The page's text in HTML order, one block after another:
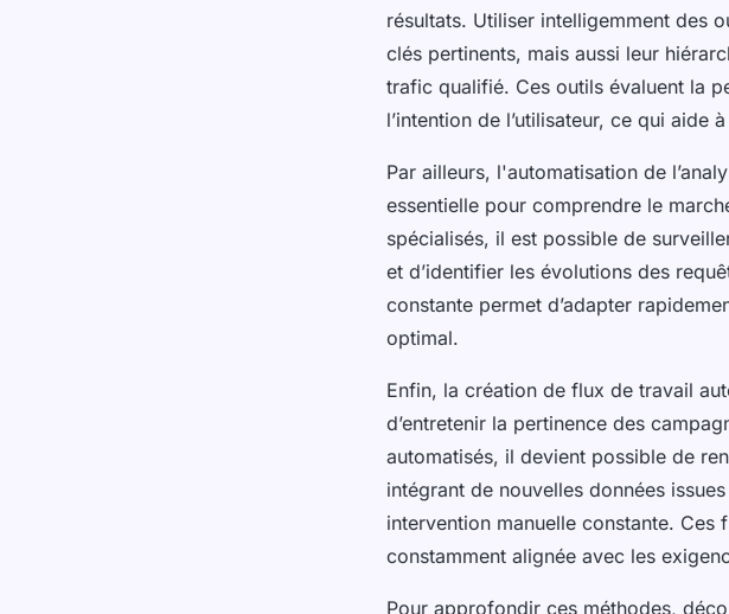
résultats. Utiliser intelligemment des
clés pertinents, mais aussi leur
trafic qualifié. Ces outils évaluent la
l’intention de l’utilisateur, ce qui
Par ailleurs, l'automatisation de
essentielle pour comprendre le
spécialisés, il est possible de
et d’identifier les évolutions des
constante permet d’adapter
optimal.
Enfin, la création de flux de travail
d’entretenir la pertinence des
automatisés, il devient possible de
intégrant de nouvelles données
intervention manuelle constante. Ces
constamment alignée avec les
Pour approfondir ces méthodes,